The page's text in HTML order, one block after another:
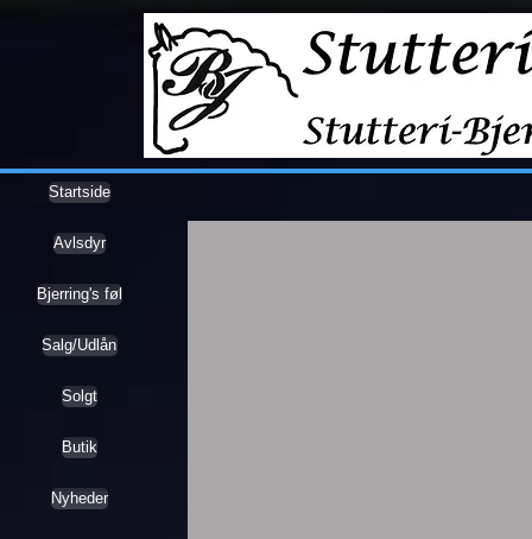
Startside
Avlsdyr
Bjerring's føl
Nyheder
Salg/Udlån
Butik
Solgt